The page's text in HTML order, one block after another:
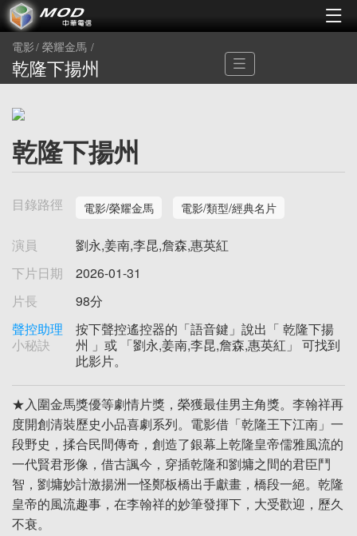
電影 榮耀金馬
乾隆下揚州
乾隆下揚州
目錄路徑 電影/榮耀金馬 電影/類型/經典名片
演員
劉永,姜南,李昆,詹森,惠英紅
下片日期
2026-01-31
片長
98分
聲控助理
小秘訣
按下聲控遙控器的「語音鍵」說出「 乾隆下揚
州 」或 「劉永,姜南,李昆,詹森,惠英紅」 可找到
此影片。
★入圍金馬獎優等劇情片獎，榮獲最佳男主角獎。李翰祥再
度開創清裝歷史小品喜劇系列。電影借「乾隆王下江南」一
段野史，揉合民間傳奇，創造了銀幕上乾隆皇帝儒雅風流的
一代賢君形像，借古諷今，穿插乾隆和劉墉之間的君臣鬥
智，劉墉妙計激揚洲一怪鄭板橋出手獻畫，橋段一絕。乾隆
皇帝的風流趣事，在李翰祥的妙筆發揮下，大受歡迎，歷久
不衰。